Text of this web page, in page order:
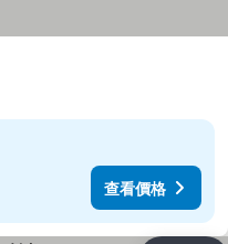
查看價格